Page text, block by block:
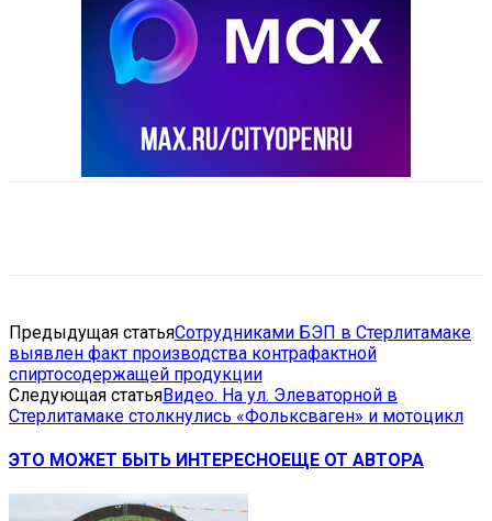
Предыдущая статьяСотрудниками БЭП в Стерлитамаке
выявлен факт производства контрафактной
спиртосодержащей продукции
Следующая статьяВидео. На ул. Элеваторной в
Стерлитамаке столкнулись «Фольксваген» и мотоцикл
ЭТО МОЖЕТ БЫТЬ ИНТЕРЕСНОЕЩЕ ОТ АВТОРА